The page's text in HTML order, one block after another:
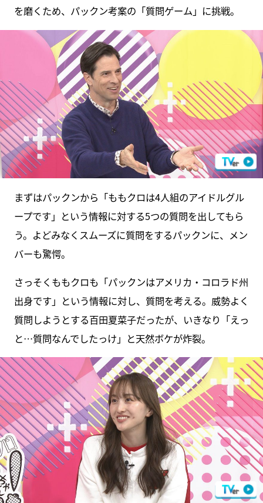
を磨くため、パックン考案の「質問ゲーム」に挑戦。
まずはパックンから「ももクロは4人組のアイドルグル
ープです」という情報に対する5つの質問を出してもら
う。よどみなくスムーズに質問をするパックンに、メン
バーも驚愕。
さっそくももクロも「パックンはアメリカ・コロラド州
出身です」という情報に対し、質問を考える。威勢よく
質問しようとする百田夏菜子だったが、いきなり「えっ
と…質問なんでしたっけ」と天然ボケが炸裂。